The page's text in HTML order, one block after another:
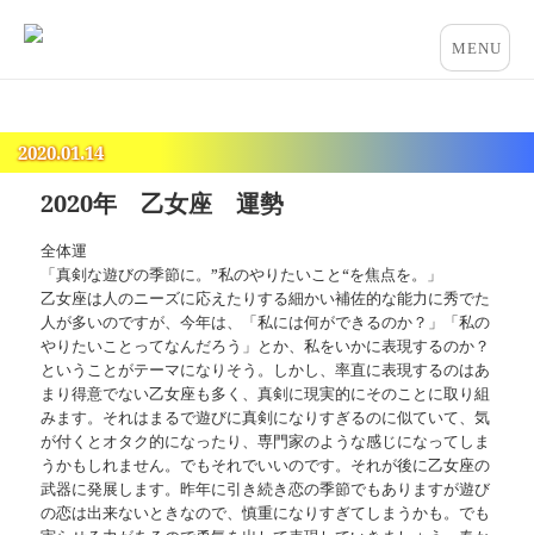
2020.01.14
2020年 乙女座 運勢
全体運
「真剣な遊びの季節に。”私のやりたいこと“を焦点を。」
乙女座は人のニーズに応えたりする細かい補佐的な能力に秀でた
人が多いのですが、今年は、「私には何ができるのか？」「私の
やりたいことってなんだろう」とか、私をいかに表現するのか？
ということがテーマになりそう。しかし、率直に表現するのはあ
まり得意でない乙女座も多く、真剣に現実的にそのことに取り組
みます。それはまるで遊びに真剣になりすぎるのに似ていて、気
が付くとオタク的になったり、専門家のような感じになってしま
うかもしれません。でもそれでいいのです。それが後に乙女座の
武器に発展します。昨年に引き続き恋の季節でもありますが遊び
の恋は出来ないときなので、慎重になりすぎてしまうかも。でも